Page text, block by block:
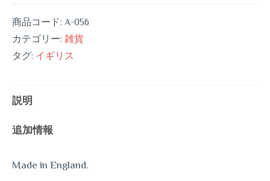
商品コード: A-056
カテゴリー: 雑貨
タグ: イギリス
説明
追加情報
Made in England.